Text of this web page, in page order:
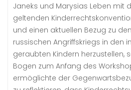
Janeks und Marysias Leben mit
geltenden
und einen aktuellen Bezug zu
russischen Angriffskriegs in den
geraubten Kindern herzustellen,
Bogen zum Anfang des
ermöglichte der